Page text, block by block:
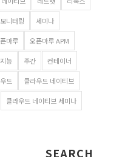
모니터링 세미나
마루 오픈마루 APM
능 주간 컨테이너
드 클라우드 네이티브
클라우드 네이티브 세미나
SEARCH